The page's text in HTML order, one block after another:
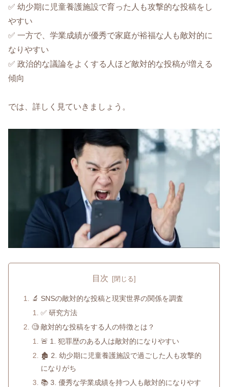
✅ 幼少期に児童養護施設で育った人も攻撃的な投稿をし
やすい
✅ 一方で、学業成績が優秀で家庭が裕福な人も敵対的に
なりやすい
✅ 政治的な議論をよくする人ほど敵対的な投稿が増える
傾向
では、詳しく見ていきましょう。
目次
🔬 SNSの敵対的な投稿と現実世界の関係を調査
✅ 研究方法
🧐 敵対的な投稿をする人の特徴とは？
🚨 1. 犯罪歴のある人は敵対的になりやすい
🏚 2. 幼少期に児童養護施設で過ごした人も攻撃的
になりがち
📚 3. 優秀な学業成績を持つ人も敵対的になりやす